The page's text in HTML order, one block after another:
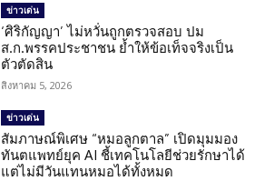
ข่าวเด่น
‘ศิริกัญญา’ ไม่หวั่นถูกตรวจสอบ ปม
ส.ก.พรรคประชาชน ย้ำให้ข้อเท็จจริงเป็น
ตัวตัดสิน
สิงหาคม 5, 2026
ข่าวเด่น
สัมภาษณ์พิเศษ “หมอลูกตาล” เปิดมุมมอง
ทันตแพทย์ยุค AI ชี้เทคโนโลยีช่วยรักษาได้
แต่ไม่มีวันแทนหมอได้ทั้งหมด